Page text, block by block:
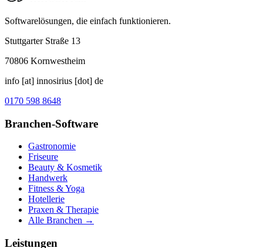
Softwarelösungen, die einfach funktionieren.
Stuttgarter Straße 13
70806 Kornwestheim
info [at] innosirius [dot] de
0170 598 8648
Branchen-Software
Gastronomie
Friseure
Beauty & Kosmetik
Handwerk
Fitness & Yoga
Hotellerie
Praxen & Therapie
Alle Branchen →
Leistungen